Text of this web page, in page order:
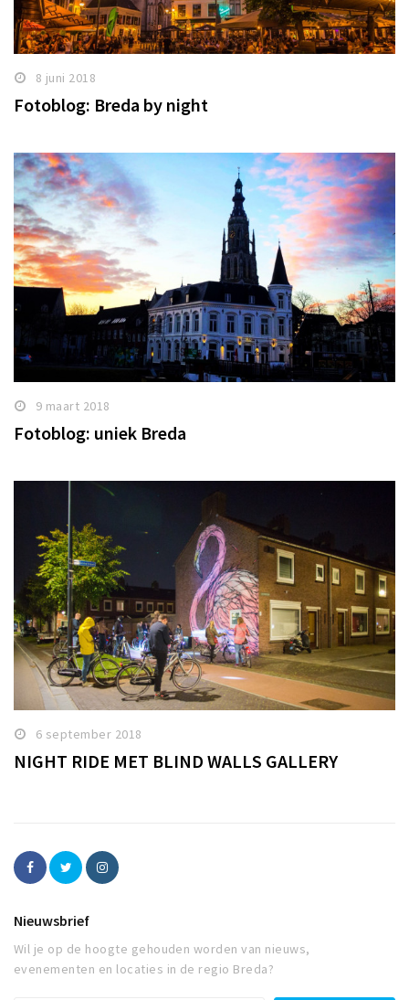
8 juni 2018
Fotoblog: Breda by night
9 maart 2018
Fotoblog: uniek Breda
6 september 2018
NIGHT RIDE MET BLIND WALLS GALLERY
Nieuwsbrief
Wil je op de hoogte gehouden worden van nieuws,
evenementen en locaties in de regio Breda?